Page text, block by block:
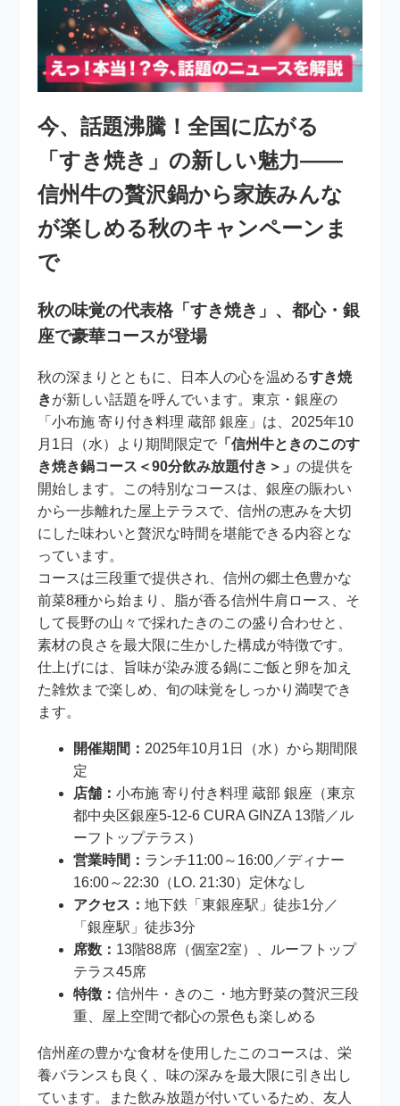
今、話題沸騰！全国に広がる
「すき焼き」の新しい魅力――
信州牛の贅沢鍋から家族みんな
が楽しめる秋のキャンペーンま
で
秋の味覚の代表格「すき焼き」、都心・銀
座で豪華コースが登場
秋の深まりとともに、日本人の心を温めるすき焼
きが新しい話題を呼んでいます。東京・銀座の
「小布施 寄り付き料理 蔵部 銀座」は、2025年10
月1日（水）より期間限定で 「信州牛ときのこのす
き焼き鍋コース＜90分飲み放題付き＞」の提供を
開始します。この特別なコースは、銀座の賑わい
から一歩離れた屋上テラスで、信州の恵みを大切
にした味わいと贅沢な時間を堪能できる内容とな
っています。
コースは三段重で提供され、信州の郷土色豊かな
前菜8種から始まり、脂が香る信州牛肩ロース、そ
して長野の山々で採れたきのこの盛り合わせと、
素材の良さを最大限に生かした構成が特徴です。
仕上げには、旨味が染み渡る鍋にご飯と卵を加え
た雑炊まで楽しめ、旬の味覚をしっかり満喫でき
ます。
開催期間： 2025年10月1日（水）から期間限
定
店舗：小布施 寄り付き料理 蔵部 銀座（東京
都中央区銀座5-12-6 CURA GINZA 13階／ル
ーフトップテラス）
営業時間： ランチ11:00～16:00／ディナー
16:00～22:30（LO. 21:30）定休なし
アクセス：地下鉄「東銀座駅」徒歩1分／
「銀座駅」徒歩3分
席数： 13階88席（個室2室）、ルーフトップ
テラス45席
特徴：信州牛・きのこ・地方野菜の贅沢三段
重、屋上空間で都心の景色も楽しめる
信州産の豊かな食材を使用したこのコースは、栄
養バランスも良く、味の深みを最大限に引き出し
ています。また飲み放題が付いているため、友人